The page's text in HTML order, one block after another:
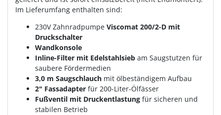
Im Lieferumfang enthalten sind:
230V Zahnradpumpe Viscomat 200/2-D mit
Druckschalter
Wandkonsole
Inline-Filter mit Edelstahlsieb am Saugstutzen für
saubere Fördermedien
3,0 m Saugschlauch mit ölbeständigem Aufbau
2" Fassadapter für 200-Liter-Ölfässer
Fußventil mit Druckentlastung für sicheren und
stabilen Betrieb